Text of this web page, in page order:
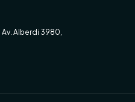
Alberdi 3980,